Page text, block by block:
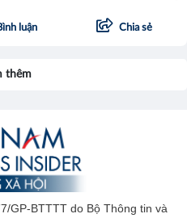
luận Chia sẻ
thêm
GP-BTTTT do Bộ Thông tin và